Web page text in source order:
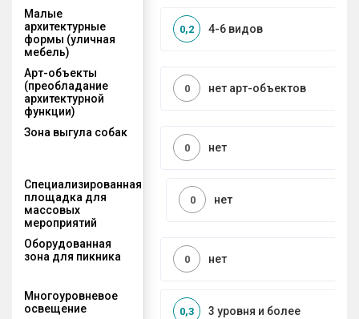
Малые
архитектурные
формы (уличная
мебель)
4-6 видов
0,2
Арт-объекты
(преобладание
архитектурной
функции)
нет арт-объектов
0
Зона выгула собак
нет
0
Специализированная
площадка для
массовых
мероприятий
нет
0
Оборудованная
зона для пикника
нет
0
Многоуровневое
освещение
3 уровня и более
0,3